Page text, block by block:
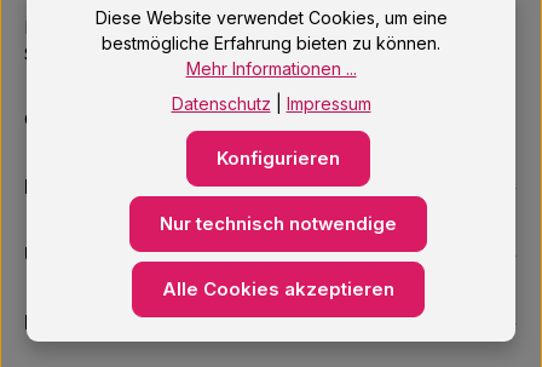
Mo–Fr: 10:00 – 18:00 Uhr
Sa: 09:00 – 14:00 Uhr
Oder über unser Kontaktformular.
Informationen
Unsere Services
Newsletter
Diese Website verwendet Cookies, um eine
bestmögliche Erfahrung bieten zu können.
Mehr Informationen ...
Datenschutz
Impressum
Nur technisch notwendige
Konfigurieren
Alle Cookies akzeptieren